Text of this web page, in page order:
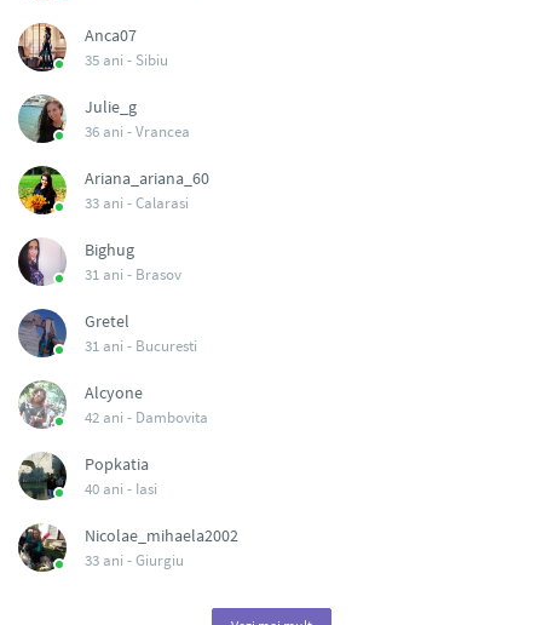
Anca07
35 ani - Sibiu
Julie_g
36 ani -Vrancea
Ariana_ariana_60
33 ani -Calarasi
Bighug
31 ani - Brasov
Gretel
31 ani - Bucuresti
Alcyone
42 ani - Dambovita
Popkatia
40 ani - Iasi
Nicolae_mihaela2002
33 ani -Giurgiu